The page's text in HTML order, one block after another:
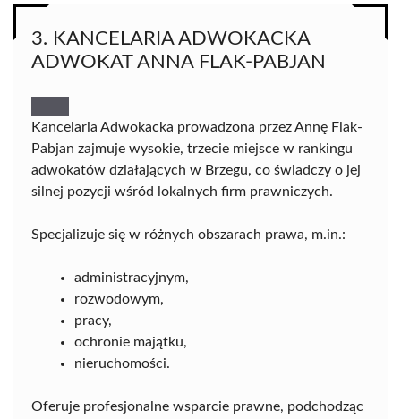
3. KANCELARIA ADWOKACKA
ADWOKAT ANNA FLAK-PABJAN
Kancelaria Adwokacka prowadzona przez Annę Flak-
Pabjan zajmuje wysokie, trzecie miejsce w rankingu
adwokatów działających w Brzegu, co świadczy o jej
silnej pozycji wśród lokalnych firm prawniczych.
Specjalizuje się w różnych obszarach prawa, m.in.:
administracyjnym,
rozwodowym,
pracy,
ochronie majątku,
nieruchomości.
Oferuje profesjonalne wsparcie prawne, podchodząc